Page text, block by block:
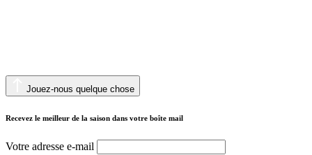
Jouez-nous quelque chose
Recevez le meilleur de la saison dans votre boîte mail
Votre adresse e-mail